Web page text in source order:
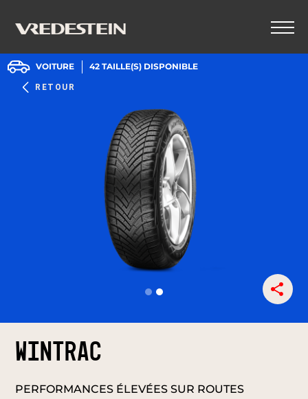
RETOUR
VOITURE 42 TAILLE(S) DISPONIBLE
WINTRAC
PERFORMANCES ÉLEVÉES SUR ROUTES